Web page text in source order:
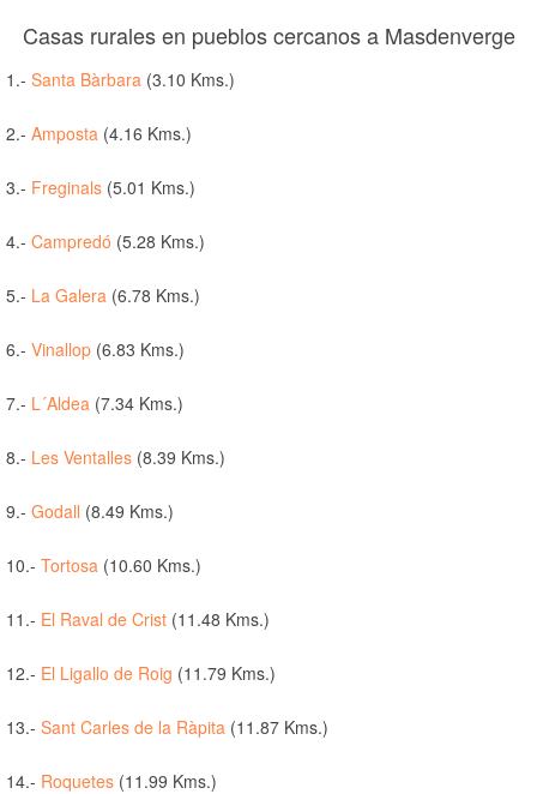
Casas rurales en pueblos cercanos a Masdenverge
1.- Santa Bàrbara (3.10 Kms.)
2.- Amposta (4.16 Kms.)
3.- Freginals (5.01 Kms.)
4.- Campredó (5.28 Kms.)
5.- La Galera (6.78 Kms.)
6.- Vinallop (6.83 Kms.)
7.- L´Aldea (7.34 Kms.)
8.- Les Ventalles (8.39 Kms.)
9.- Godall (8.49 Kms.)
10.- Tortosa (10.60 Kms.)
11.- El Raval de Crist (11.48 Kms.)
12.- El Ligallo de Roig (11.79 Kms.)
13.- Sant Carles de la Ràpita (11.87 Kms.)
14.- Roquetes (11.99 Kms.)